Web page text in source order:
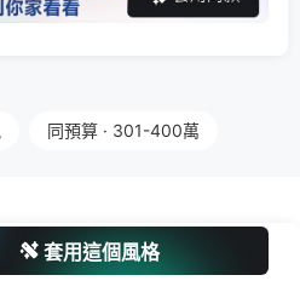
同預算 · 301-400萬
套用這個風格